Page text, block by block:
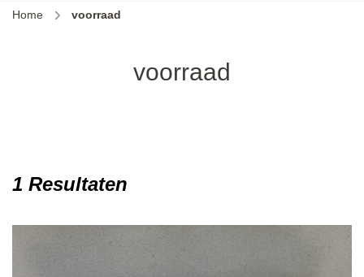
Home voorraad
voorraad
1 Resultaten